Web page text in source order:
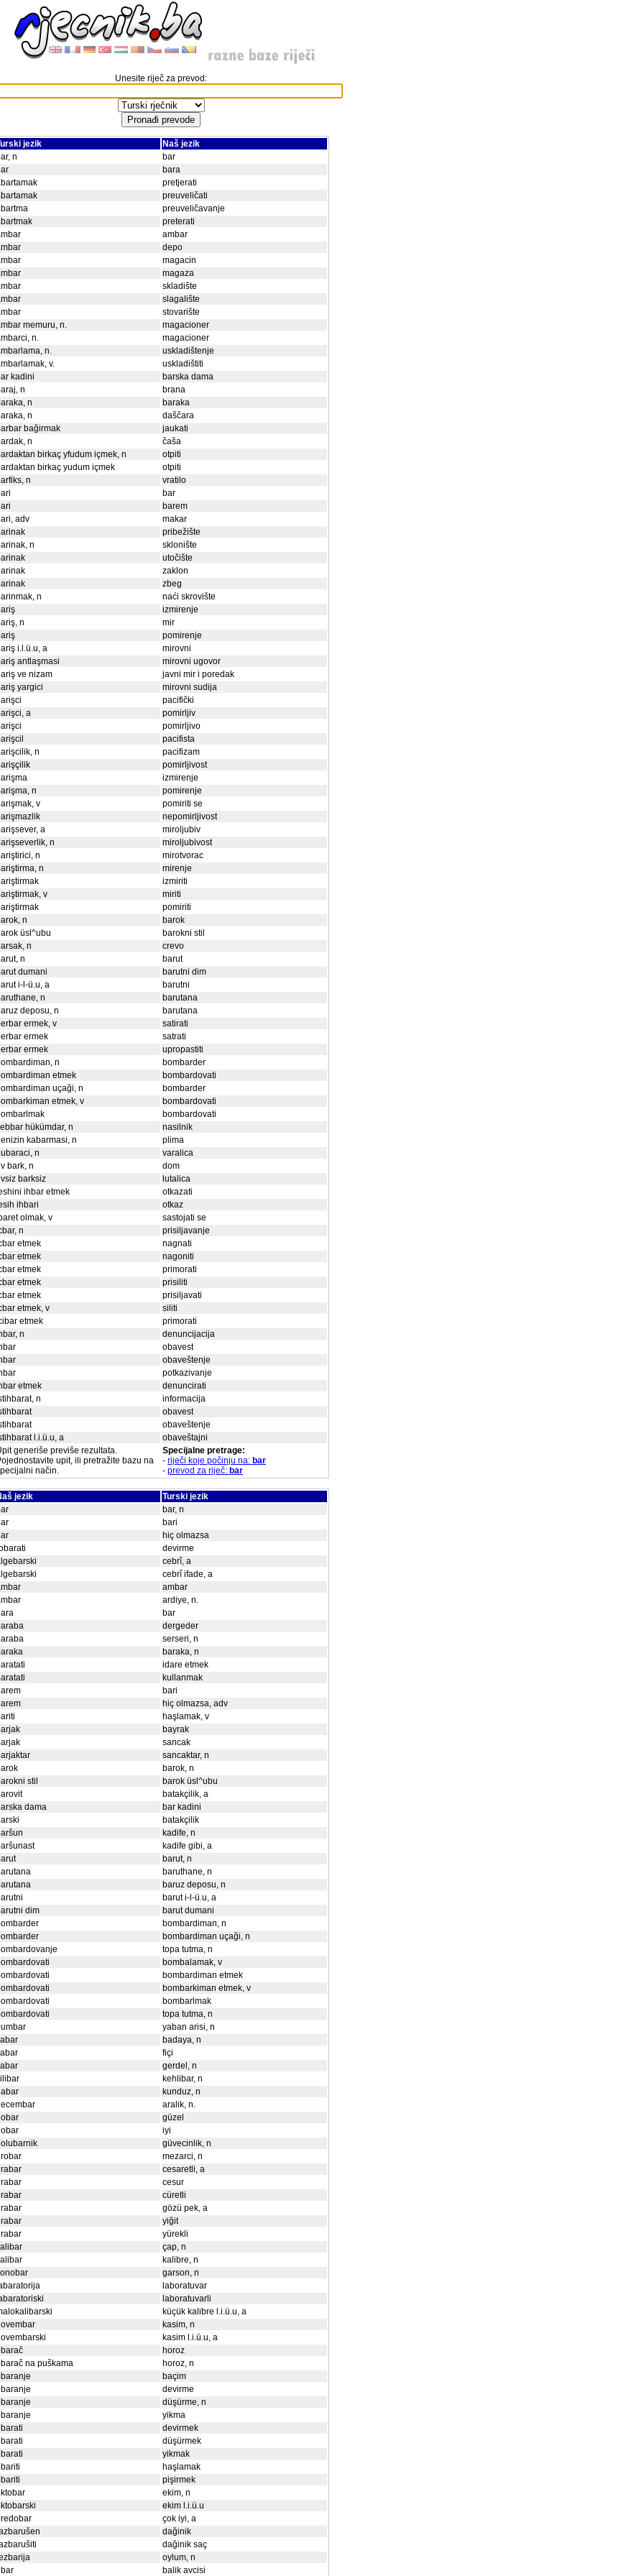
Unesite riječ za prevod:
jezik
Naš jezik
n
bar
bara
pretjerati
preuveličati
preuveličavanje
preterati
ambar
depo
magacin
magaza
skladište
slagalište
stovarište
memuru, n.
magacioner
n.
magacioner
n.
uskladištenje
v.
uskladištiti
kadini
barska dama
n
brana
n
baraka
n
daščara
bağirmak
jaukati
n
čaša
birkaç yfudum içmek, n
otpiti
birkaç yudum içmek
otpiti
n
vratilo
bar
barem
adv
makar
pribežište
n
sklonište
utočište
zaklon
zbeg
n
naći skrovište
izmirenje
n
mir
pomirenje
i.l.ü.u, a
mirovni
antlaşmasi
mirovni ugovor
ve nizam
javni mir i poredak
yargici
mirovni sudija
pacifički
a
pomirljiv
pomirljivo
pacifista
n
pacifizam
pomirljivost
izmirenje
n
pomirenje
v
pomiriti se
nepomirljivost
a
miroljubiv
n
miroljubivost
n
mirotvorac
n
mirenje
izmiriti
v
miriti
pomiriti
n
barok
üsl^ubu
barokni stil
n
crevo
n
barut
dumani
barutni dim
i-l-ü.u, a
barutni
n
barutana
deposu, n
barutana
ermek, v
satirati
ermek
satrati
ermek
upropastiti
n
bombarder
etmek
bombardovati
uçaği, n
bombarder
etmek, v
bombardovati
bombardovati
hükümdar, n
nasilnik
kabarmasi, n
plima
n
varalica
bark, n
dom
barksiz
lutalica
ihbar etmek
otkazati
ihbari
otkaz
olmak, v
sastojati se
n
prisiljavanje
etmek
nagnati
etmek
nagoniti
etmek
primorati
etmek
prisiliti
etmek
prisiljavati
etmek, v
siliti
etmek
primorati
n
denuncijacija
obavest
obaveštenje
potkazivanje
etmek
denuncirati
n
informacija
obavest
obaveštenje
l.i.ü.u, a
obaveštajni
generiše previše rezultata.
upit, ili pretražite bazu na
način.
Specijalne pretrage:
- riječi koje počinju na: bar
- prevod za riječ: bar
jezik
Turski jezik
bar, n
bari
hiç olmazsa
devirme
cebrî, a
cebrî ifade, a
ambar
ardiye, n.
bar
dergeder
serseri, n
baraka, n
idare etmek
kullanmak
bari
hiç olmazsa, adv
haşlamak, v
bayrak
sancak
sancaktar, n
barok, n
stil
barok üsl^ubu
batakçilik, a
dama
bar kadini
batakçilik
kadife, n
kadife gibi, a
barut, n
baruthane, n
baruz deposu, n
barut i-l-ü.u, a
dim
barut dumani
bombardiman, n
bombardiman uçaği, n
topa tutma, n
bombalamak, v
bombardiman etmek
bombarkiman etmek, v
bombarlmak
topa tutma, n
yaban arisi, n
badaya, n
fiçi
gerdel, n
kehlibar, n
kunduz, n
aralik, n.
güzel
iyi
güvecinlik, n
mezarci, n
cesaretli, a
cesur
cüretli
gözü pek, a
yiğit
yürekli
çap, n
kalibre, n
garson, n
laboratuvar
laboratuvarli
küçük kalibre l.i.ü.u, a
kasim, n
kasim l.i.ü.u, a
horoz
na puškama
horoz, n
baçim
devirme
düşürme, n
yikma
devirmek
düşürmek
yikmak
haşlamak
pişirmek
ekim, n
ekim l.i.ü.u
çok iyi, a
dağinik
dağinik saç
oylum, n
balik avcisi